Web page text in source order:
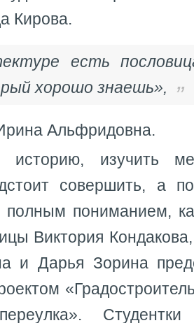
Кирова.
есть
хорошо знаешь»,
Альфридовна.
историю, изучить
совершить, а
полным пониманием,
Виктория
и Дарья Зорина